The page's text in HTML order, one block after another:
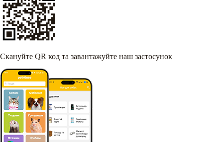
Скануйте QR код та завантажуйте наш застосунок